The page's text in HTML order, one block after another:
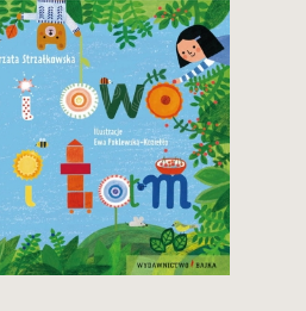
29,90 zł
i kup